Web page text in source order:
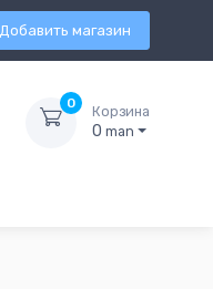
Добавить магазин
0
Корзина
0 man